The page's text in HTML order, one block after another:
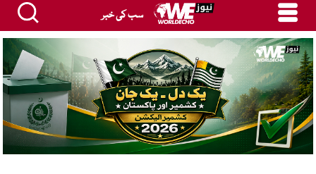
سب کی خبر